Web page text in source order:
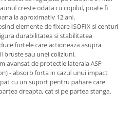
creste odata cu copilul, poate fi
la aproximativ 12 ani.
elemente de fixare ISOFIX si centuri
durabilitatea si stabilitatea
fortele care actioneaza asupra
bruste sau unei coliziuni.
avansat de protectie laterala ASP
- absorb forta in cazul unui impact
cu un suport pentru pahare care
dreapta, cat si pe partea stanga.